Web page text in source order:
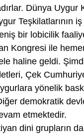
Dünya Uygur
Teşkilatlarının
bir lobicilik
Kongresi ile
haline geldi.
Çek
yönelik
demokratik
etmektedir.
dini grupların